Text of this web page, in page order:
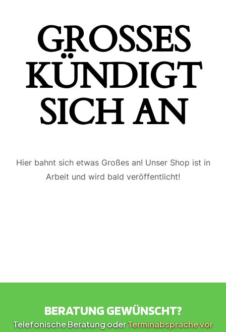
GROSSES K
ÜNDIGT S
ICH AN
Hier bahnt sich etwas Großes an! Unser Shop ist in
Arbeit und wird bald veröffentlicht!
BERATUNG GEWÜNSCHT?
Telefonische Beratung oderTerminabsprache vor